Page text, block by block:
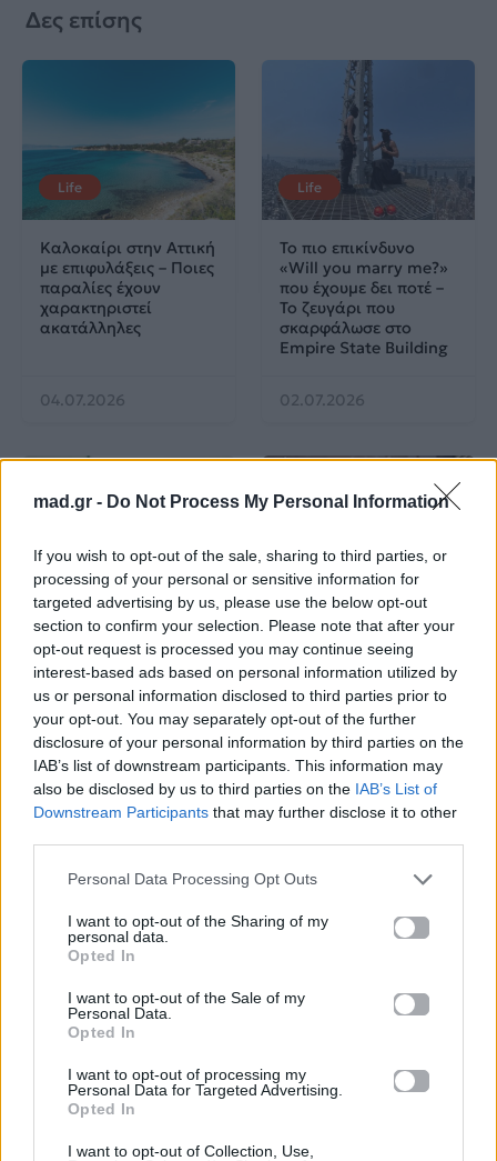
mad.gr - Do Not Process My Personal Information
If you wish to opt-out of the sale, sharing to third parties, or
processing of your personal or sensitive information for
targeted advertising by us, please use the below opt-out
section to confirm your selection. Please note that after your
opt-out request is processed you may continue seeing
interest-based ads based on personal information utilized by
us or personal information disclosed to third parties prior to
your opt-out. You may separately opt-out of the further
disclosure of your personal information by third parties on the
IAB’s list of downstream participants. This information may
also be disclosed by us to third parties on the IAB’s List of
Downstream Participants that may further disclose it to other
Personal Data Processing Opt Outs
I want to opt-out of the Sharing of my
personal data.
Opted In
I want to opt-out of the Sale of my
Personal Data.
Opted In
I want to opt-out of processing my
Personal Data for Targeted Advertising.
Opted In
I want to opt-out of Collection, Use,
Δες επίσης
Life
Καλοκαίρι στην Αττική
με επιφυλάξεις – Ποιες
παραλίες έχουν
χαρακτηριστεί
ακατάλληλες
04.07.2026
Life
Το πιο επικίνδυνο
«Will you marry me?»
που έχουμε δει ποτέ –
Το ζευγάρι που
σκαρφάλωσε στο
Empire State Building
02.07.2026
News
Πανελλαδικές 2026:
Στην κορυφή των
βαθμολογιών η
Λαρισαία Ιωάννα
Παπακώστα με 19.780
μόρια
26.06.2026
Corporate News
Μία κάρτα για όλες τις
προνοιακές παροχές!
26.06.2026
Πού να μην
Αττική: Οι 29
ακατάλληλες παραλίες
το πρόγραμμα
υποτροφιών